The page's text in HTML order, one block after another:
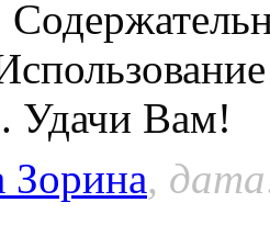
Удачи Вам!
Зорина,